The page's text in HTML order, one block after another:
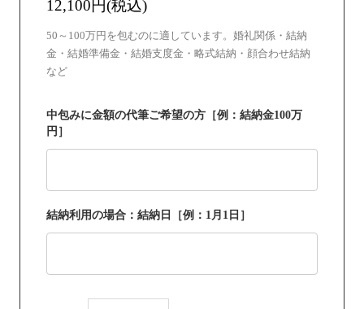
12,100円(税込)
50～100万円を包むのに適しています。婚礼関係・結納
金・結婚準備金・結婚支度金・略式結納・顔合わせ結納
など
中包みに金額の代筆ご希望の方［例：結納金100万
円］
結納利用の場合：結納日［例：1月1日］